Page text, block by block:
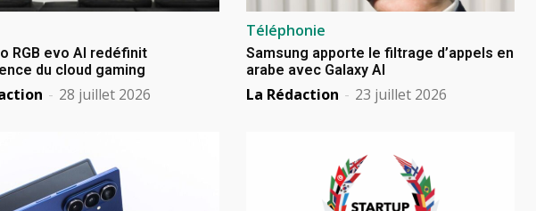
RGB evo AI redéfinit
du cloud gaming
- 28 juillet 2026
Téléphonie
Samsung apporte le filtrage d’appels en
arabe avec Galaxy AI
La Rédaction - 23 juillet 2026